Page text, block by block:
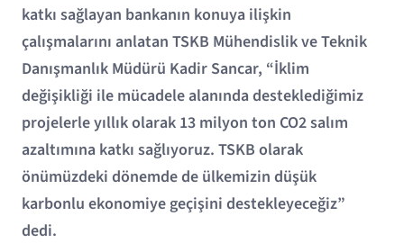
katkı sağlayan bankanın konuya ilişkin
çalışmalarını anlatan TSKB Mühendislik ve Teknik
Danışmanlık Müdürü Kadir Sancar, “İklim
değişikliği ile mücadele alanında desteklediğimiz
projelerle yıllık olarak 13 milyon ton CO2 salım
azaltımına katkı sağlıyoruz. TSKB olarak
önümüzdeki dönemde de ülkemizin düşük
karbonlu ekonomiye geçişini destekleyeceğiz”
dedi.